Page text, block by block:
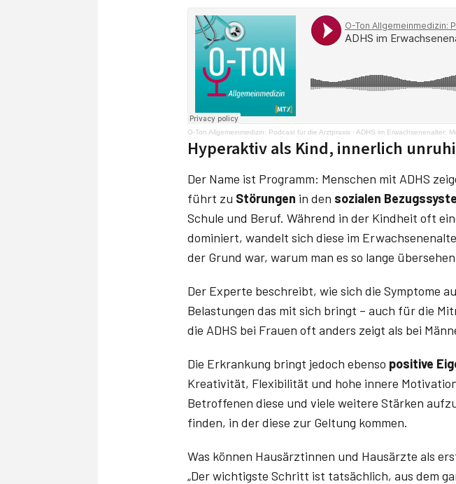
O-Ton Allgemeinmedizin: Podcast für die Arztpraxis · ADHS im Erwachsenenalter:
Hyperaktiv als Kind, innerlich
Der Name ist Programm: Menschen mit ADHS
führt zu Störungen in den sozialen
Schule und Beruf. Während in der Kindheit oft
dominiert, wandelt sich diese im
der Grund war, warum man es so lange
Der Experte beschreibt, wie sich die Symptome
Belastungen das mit sich bringt – auch für die
die ADHS bei Frauen oft anders zeigt als bei
Die Erkrankung bringt jedoch ebenso positive
Kreativität, Flexibilität und hohe innere
Betroffenen diese und viele weitere Stärken
finden, in der diese zur Geltung kommen.
Was können Hausärztinnen und Hausärzte als
„Der wichtigste Schritt ist tatsächlich, aus dem